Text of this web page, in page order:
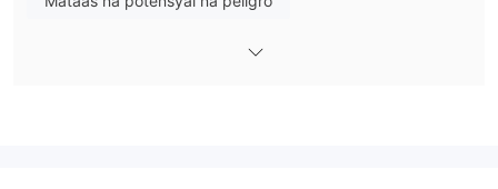
Sa susunod na artikulo, susuriin namin ang mga katangian ng